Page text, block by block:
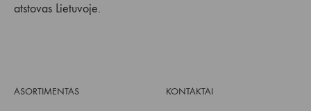
atstovas Lietuvoje.
ASORTIMENTAS KONTAKTAI